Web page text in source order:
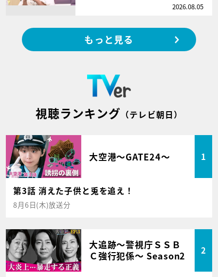
2026.08.05
もっと見る
視聴ランキング （テレビ朝日）
大空港～GATE24～ 1
第3話 消えた子供と兎を追え！
8月6日(木)放送分
大追跡～警視庁ＳＳＢ
Ｃ強行犯係～ Season2
2